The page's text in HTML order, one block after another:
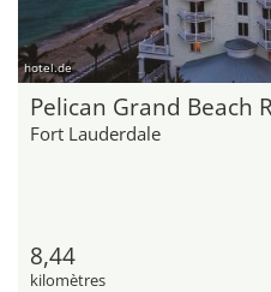
hotel.de
Pelican Grand Beach
Fort Lauderdale
8,44
kilomètres